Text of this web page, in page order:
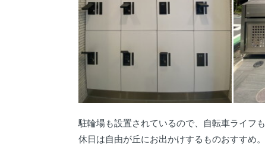
駐輪場も設置されているので、自転車ライフも
休日は自由が丘にお出かけするものおすすめ。